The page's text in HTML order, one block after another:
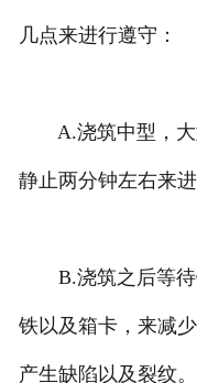
几点来进行遵守：
A.浇筑中型，大
静止两分钟左右来进
B.浇筑之后等待
铁以及箱卡，来减
产生缺陷以及裂纹。